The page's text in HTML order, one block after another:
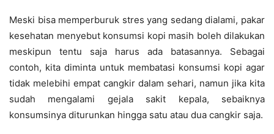
Meski bisa memperburuk stres yang sedang dialami, pakar
kesehatan menyebut konsumsi kopi masih boleh dilakukan
meskipun tentu saja harus ada batasannya. Sebagai
contoh, kita diminta untuk membatasi konsumsi kopi agar
tidak melebihi empat cangkir dalam sehari, namun jika kita
sudah mengalami gejala sakit kepala, sebaiknya
konsumsinya diturunkan hingga satu atau dua cangkir saja.